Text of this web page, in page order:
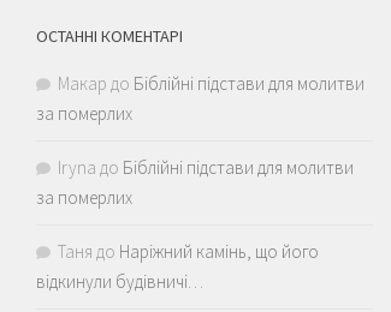
ОСТАННІ КОМЕНТАРІ
Макар до Біблійні підстави для молитви
за померлих
Iryna до Біблійні підстави для молитви
за померлих
Таня до Наріжний камінь, що його
відкинули будівничі…